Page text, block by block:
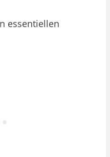
essentiellen